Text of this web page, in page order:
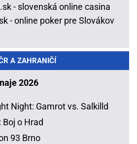
- slovenská online casina
- online poker pre Slovákov
A ZAHRANIČÍ
2026
Night: Gamrot vs. Salkilld
Boj o Hrad
93 Brno